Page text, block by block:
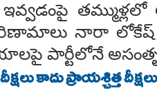
తమ్ముళ్లలో
నారా లోకేష్
పార్టీలోనే
కాదు ప్రాయశ్చిత్త